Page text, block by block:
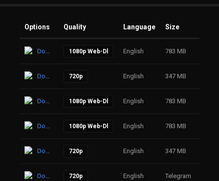
Options Quality Language Size
Download 1080p Web-Dl English 783 MB
Download 720p English 347 MB
Download 1080p Web-Dl English 783 MB
Download 1080p Web-Dl English 783 MB
Download 720p English 347 MB
Download 720p English Telegram